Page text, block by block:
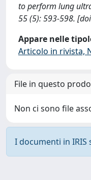
to perform lung
55 (5): 593-598.
Appare nelle
Articolo in rivista,
File in questo
Non ci sono file
I documenti in